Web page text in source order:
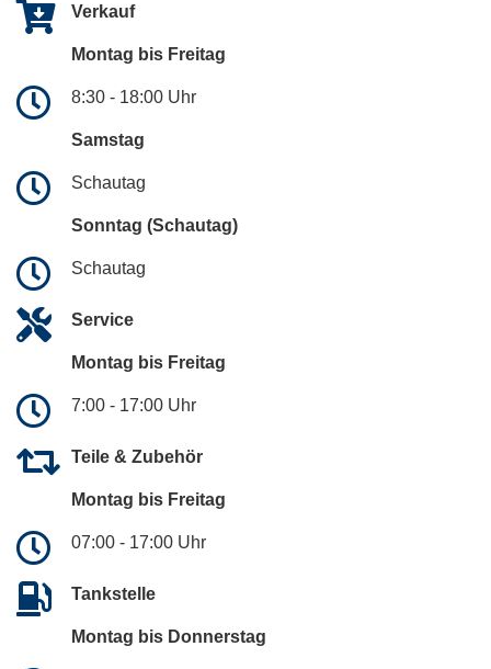
Verkauf
Montag bis Freitag
8:30 - 18:00 Uhr
Samstag
Schautag
Sonntag (Schautag)
Schautag
Service
Montag bis Freitag
7:00 - 17:00 Uhr
Teile & Zubehör
Montag bis Freitag
07:00 - 17:00 Uhr
Tankstelle
Montag bis Donnerstag